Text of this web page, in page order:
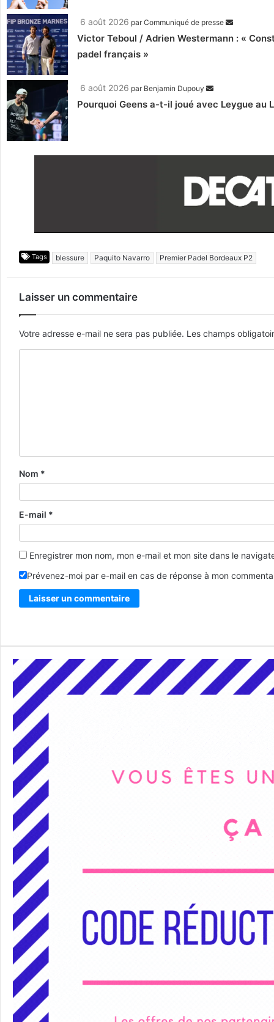
6 août 2026 parCommuniqué de presse
Victor Teboul / Adrien Westermann : «
padel français »
6 août 2026 par Benjamin Dupouy
Pourquoi Geens a-t-il joué avec Leygue au
Tags blessure Paquito Navarro Premier Padel Bordeaux P2
Laisser un commentaire
Votre adresse e-mail ne sera pas publiée. Les champs
Nom *
E-mail *
Enregistrer mon nom, mon e-mail et mon site dans le
Prévenez-moi par e-mail en cas de réponse à mon